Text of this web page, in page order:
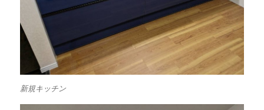
新規キッチン